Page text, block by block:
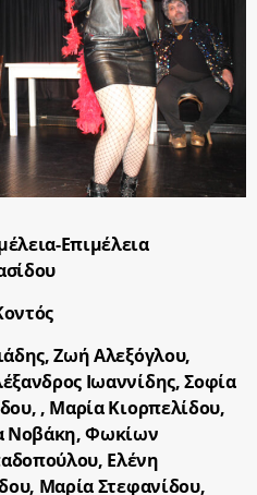
Επιμέλεια
Ζωή Αλεξόγλου,
Ιωαννίδης, Σοφία
, Μαρία Κιορπελίδου,
Νοβάκη, Φωκίων
Ελένη
Μαρία Στεφανίδου,